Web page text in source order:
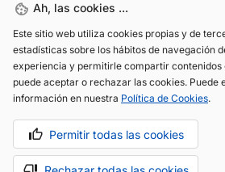
Ah, las cookies ...
Este sitio web utiliza cookies propias y de
estadísticas sobre los hábitos de navegación
experiencia y permitirle compartir contenidos
puede aceptar o rechazar las cookies. Puede
información en nuestra Política de Cookies.
Permitir todas las cookies
Ah, las cookies ...
Este sitio web utiliza cookies propias y de
estadísticas sobre los hábitos de navegación
experiencia y permitirle compartir contenidos
puede aceptar o rechazar las cookies. Puede
información en nuestra Política de Cookies.
Permitir todas las cookies
Aviso legal Política de cookies